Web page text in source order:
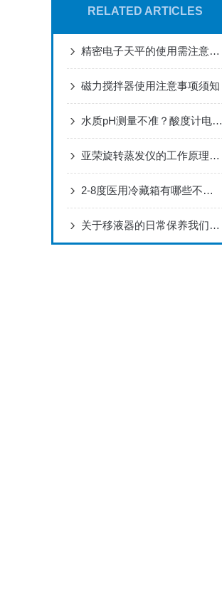
RELATED ARTICLES
精密电子天平的使用需注意的六个要点
磁力搅拌器使用注意事项须知
水质pH测量不准？酸度计电极保养与故障排查指南
亚荣旋转蒸发仪的工作原理和主要部件
2-8度医用冷藏箱有哪些不得不说的优点
关于移液器的日常保养我们需要做哪些